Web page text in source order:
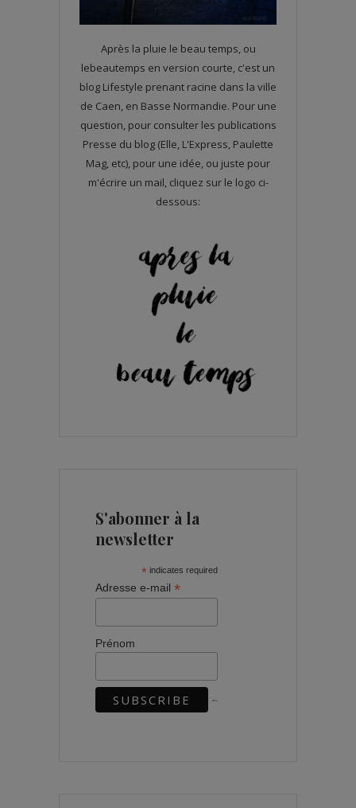
Après la pluie le beau temps, ou
lebeautemps en version courte, c'est un
blog Lifestyle prenant racine dans la ville
de Caen, en Basse Normandie. Pour une
question, pour consulter les publications
Presse du blog (Elle, L'Express, Paulette
Mag, etc), pour une idée, ou juste pour
m'écrire un mail, cliquez sur le logo ci-
dessous:
S'abonner à la
newsletter
* indicates required
Adresse e-mail *
Prénom